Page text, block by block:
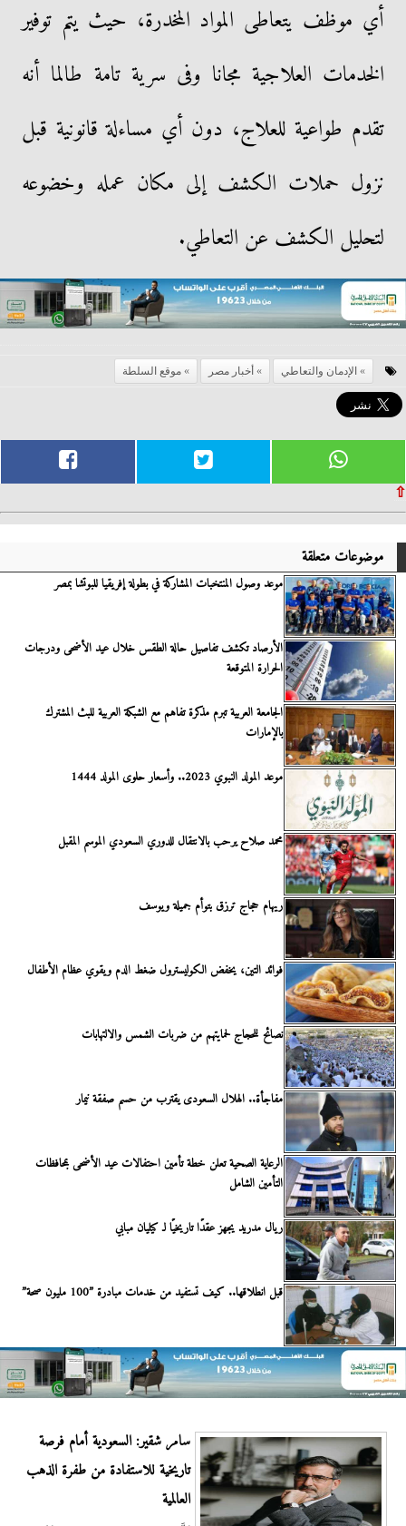
أي موظف يتعاطى المواد المخدرة، حيث يتم توفير
الخدمات العلاجية مجانا وفى سرية تامة طالما أنه
تقدم طواعية للعلاج، دون أي مساءلة قانونية قبل
نزول حملات الكشف إلى مكان عمله وخضوعه
لتحليل الكشف عن التعاطي.
الإدمان والتعاطي أخبار مصر موقع السلطة
⇧
موضوعات متعلقة
موعد وصول المنتخبات المشاركة في بطولة إفريقيا للبوتشا بمصر
الأرصاد تكشف تفاصيل حالة الطقس خلال عيد الأضحى ودرجات
الحرارة المتوقعة
الجامعة العربية تبرم مذكرة تفاهم مع الشبكة العربية للبث المشترك
بالإمارات
موعد المولد النبوي 2023.. وأسعار حلوى المولد 1444
محمد صلاح يرحب بالانتقال للدوري السعودي الموسم المقبل
ريهام حجاج ترزق بتوأم جميلة ويوسف
فوائد التين، يخفض الكوليسترول ضغط الدم ويقوي عظام الأطفال
نصائح للحجاج لحمايتهم من ضربات الشمس والالتهابات
مفاجأة.. الهلال السعودى يقترب من حسم صفقة نيمار
الرعاية الصحية تعلن خطة تأمين احتفالات عيد الأضحى بمحافظات
التأمين الشامل
ريال مدريد يجهز عقدًا تاريخيًا لـ كيليان مبابي
قبل انطلاقها.. كيف تستفيد من خدمات مبادرة ”100 مليون صحة”
سامر شقير: السعودية أمام فرصة
تاريخية للاستفادة من طفرة الذهب
العالمية